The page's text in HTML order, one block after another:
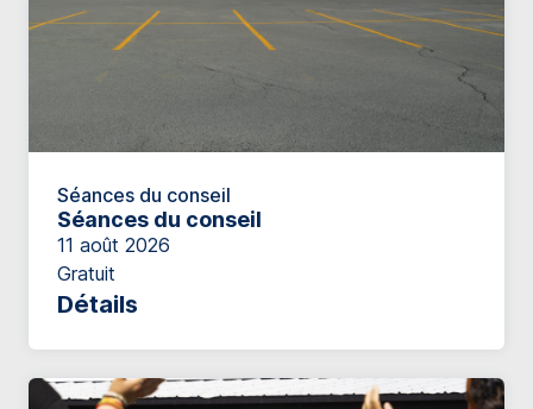
Séances du conseil
Séances du conseil
11 août 2026
Gratuit
Détails